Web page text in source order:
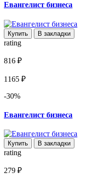
Евангелист бизнеса
Купить В закладки
rating
816 ₽
1165 ₽
-30%
Евангелист бизнеса
Купить В закладки
rating
279 ₽